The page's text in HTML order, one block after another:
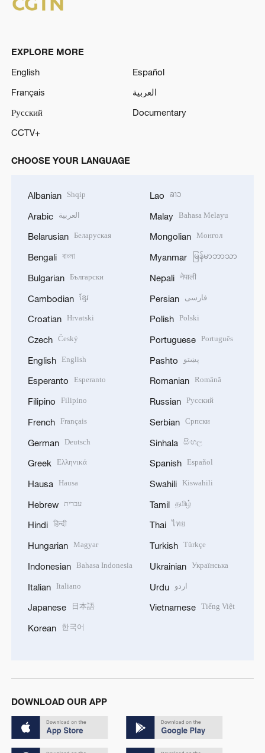
EXPLORE MORE
English
Español
Français
العربية
Русский
Documentary
CCTV+
CHOOSE YOUR LANGUAGE
Albanian Shqip
Arabic العربية
Belarusian Беларуская
Bengali বাংলা
Bulgarian Български
Cambodian ខ្មែរ
Croatian Hrvatski
Czech Český
English English
Esperanto Esperanto
Filipino Filipino
French Français
German Deutsch
Greek Ελληνικά
Hausa Hausa
Hebrew עברית
Hindi हिन्दी
Hungarian Magyar
Indonesian Bahasa Indonesia
Italian Italiano
Japanese 日本語
Korean 한국어
Lao ລາວ
Malay Bahasa Melayu
Mongolian Монгол
Myanmar မြန်မာဘာသာ
Nepali नेपाली
Persian فارسی
Polish Polski
Portuguese Português
Pashto پښتو
Romanian Română
Russian Русский
Serbian Српски
Sinhala සිංහල
Spanish Español
Swahili Kiswahili
Tamil தமிழ்
Thai ไทย
Turkish Türkçe
Ukrainian Українська
Urdu اردو
Vietnamese Tiếng Việt
DOWNLOAD OUR APP